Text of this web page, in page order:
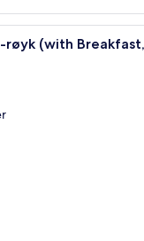
Sengetøy
røyk (with